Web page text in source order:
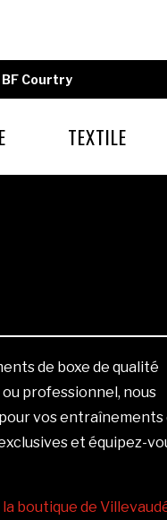
Courtry
TEXTILE
de boxe de qualité
professionnel, nous
vos entraînements
et équipez-
boutique de